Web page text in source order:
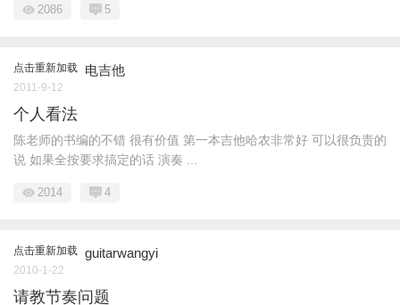
2086 5
点击重新加载 电吉他
2011-9-12
个人看法
陈老师的书编的不错 很有价值 第一本吉他哈农非常好 可以很负责的
说 如果全按要求搞定的话 演奏 ...
2014 4
点击重新加载 guitarwangyi
2010-1-22
请教节奏问题